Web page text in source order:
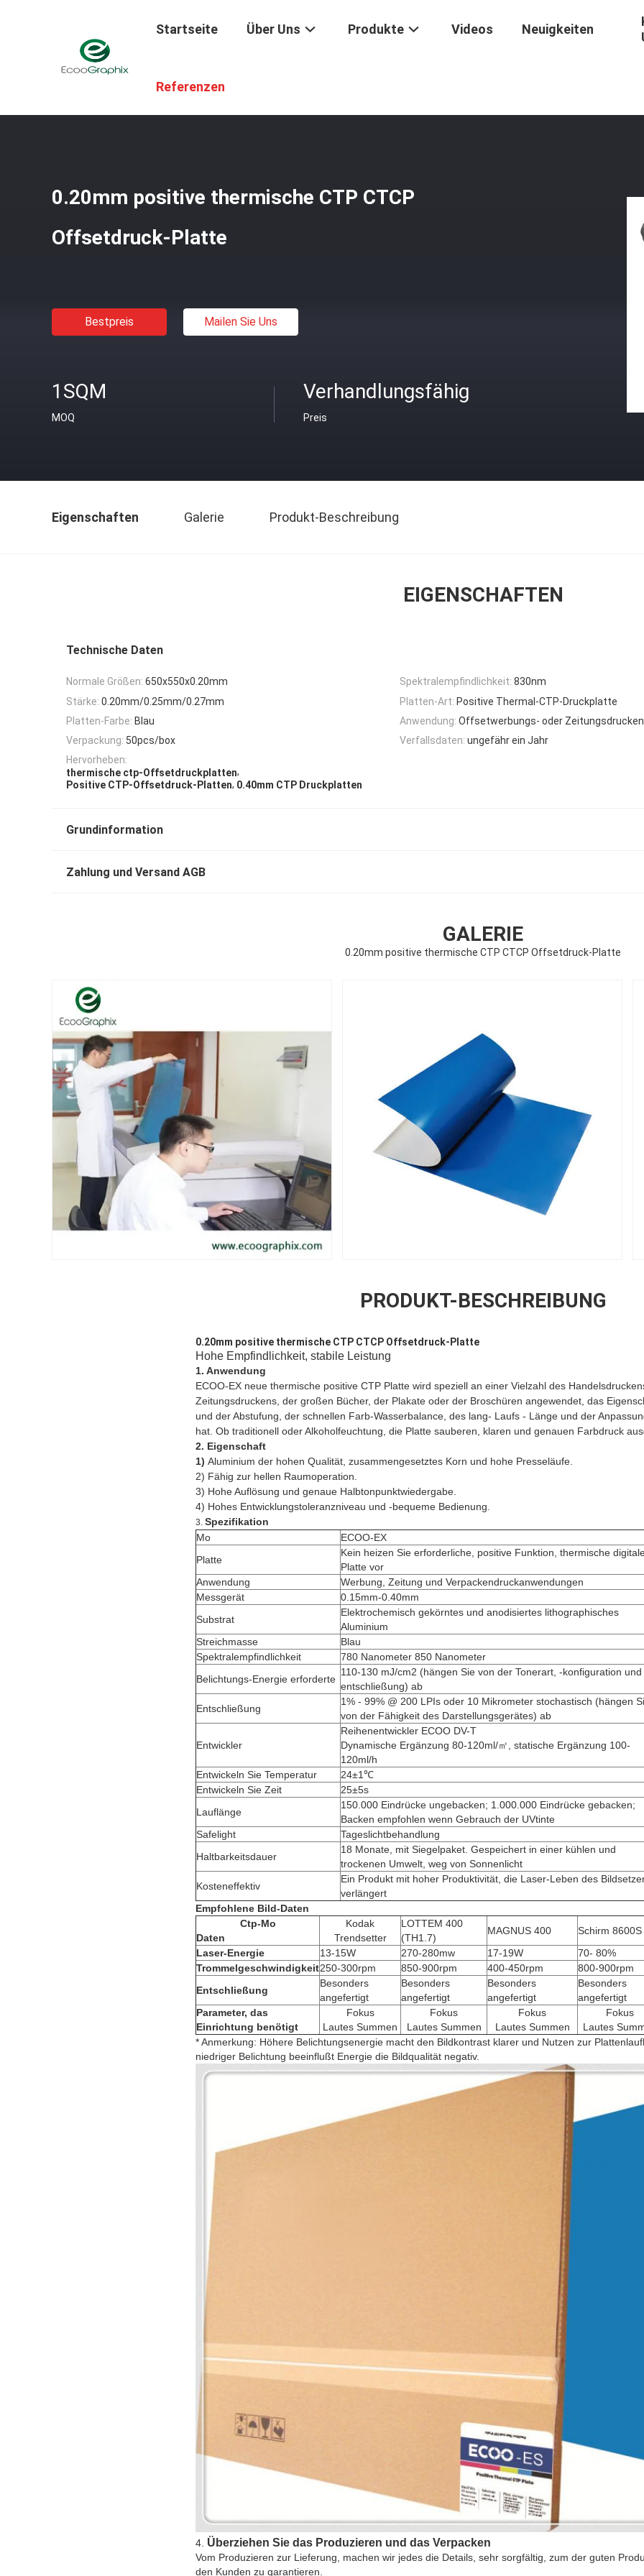
Startseite Über Uns Produkte Videos Neuigkeiten
Referenzen
/
0.20mm positive thermische CTP CTCP
Offsetdruck-Platte
Bestpreis Mailen Sie Uns
1SQM
MOQ
Verhandlungsfähig
Preis
Eigenschaften Galerie Produkt-Beschreibung
EIGENSCHAFTEN
Technische Daten
Normale Größen: 650x550x0.20mm Spektralempfindlichkeit: 830nm
Stärke: 0.20mm/0.25mm/0.27mm Platten-Art: Positive Thermal-CTP-Druckplatte
Platten-Farbe: Blau Anwendung: Offsetwerbungs- oder Zeitungsdrucken
Verpackung: 50pcs/box Verfallsdaten: ungefähr ein Jahr
Hervorheben:
thermische ctp-Offsetdruckplatten,
Positive CTP-Offsetdruck-Platten, 0.40mm CTP Druckplatten
Grundinformation
Zahlung und Versand AGB
GALERIE
0.20mm positive thermische CTP CTCP Offsetdruck-Platte
PRODUKT-BESCHREIBUNG
0.20mm positive thermische CTP CTCP Offsetdruck-Platte
Hohe Empfindlichkeit, stabile Leistung
1. Anwendung
ECOO-EX neue thermische positive CTP Platte wird speziell an einer Vielzahl des
Zeitungsdruckens, der großen Bücher, der Plakate oder der Broschüren angewendet, das
und der Abstufung, der schnellen Farb-Wasserbalance, des lang- Laufs - Länge und der
hat. Ob traditionell oder Alkoholfeuchtung, die Platte sauberen, klaren und genauen Farbdruck
2. Eigenschaft
1) Aluminium der hohen Qualität, zusammengesetztes Korn und hohe Presseläufe.
2) Fähig zur hellen Raumoperation.
3) Hohe Auflösung und genaue Halbtonpunktwiedergabe.
4) Hohes Entwicklungstoleranzniveau und -bequeme Bedienung.
3. Spezifikation
Mo
ECOO-EX
Platte
Kein heizen Sie erforderliche, positive Funktion, thermische
Platte vor
Anwendung
Werbung, Zeitung und Verpackendruckanwendungen
Messgerät
0.15mm-0.40mm
Substrat
Elektrochemisch gekörntes und anodisiertes lithographisches
Aluminium
Streichmasse
Blau
Spektralempfindlichkeit
780 Nanometer 850 Nanometer
Belichtungs-Energie erforderte
110-130 mJ/cm2 (hängen Sie von der Tonerart, -konfiguration und
entschließung) ab
Entschließung
1% - 99% @ 200 LPIs oder 10 Mikrometer stochastisch (hängen
von der Fähigkeit des Darstellungsgerätes) ab
Entwickler
Reihenentwickler ECOO DV-T
Dynamische Ergänzung 80-120ml/㎡, statische Ergänzung 100-
120ml/h
Entwickeln Sie Temperatur
24±1℃
Entwickeln Sie Zeit
25±5s
Lauflänge
150.000 Eindrücke ungebacken; 1.000.000 Eindrücke gebacken;
Backen empfohlen wenn Gebrauch der UVtinte
Safelight
Tageslichtbehandlung
Haltbarkeitsdauer
18 Monate, mit Siegelpaket. Gespeichert in einer kühlen und
trockenen Umwelt, weg von Sonnenlicht
Kosteneffektiv
Ein Produkt mit hoher Produktivität, die Laser-Leben des
verlängert
Empfohlene Bild-Daten
Ctp-Mo
Daten
Kodak
Trendsetter
LOTTEM 400
(TH1.7)
MAGNUS 400
Schirm 8600S
Laser-Energie
13-15W 270-280mw 17-19W
70- 80%
Trommelgeschwindigkeit250-300rpm 850-900rpm 400-450rpm
800-900rpm
Entschließung
Besonders
angefertigt
Besonders
angefertigt
Besonders
angefertigt
Besonders
angefertigt
Parameter, das
Einrichtung benötigt
Fokus
Lautes Summen
Fokus
Lautes Summen
Fokus
Lautes Summen
Fokus
Lautes
* Anmerkung: Höhere Belichtungsenergie macht den Bildkontrast klarer und Nutzen zur
niedriger Belichtung beeinflußt Energie die Bildqualität negativ.
4. Überziehen Sie das Produzieren und das Verpacken
Vom Produzieren zur Lieferung, machen wir jedes die Details, sehr sorgfältig, zum der guten
den Kunden zu garantieren.